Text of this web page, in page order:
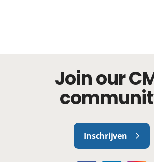
Join our
Inschrijven